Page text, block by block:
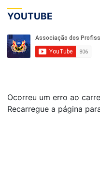
YOUTUBE
Ocorreu um erro ao
Recarregue a página